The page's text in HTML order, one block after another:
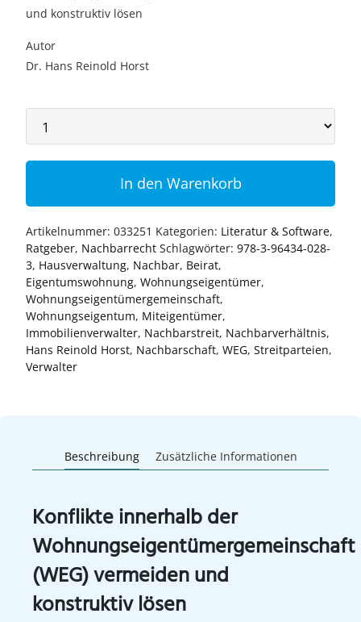
und konstruktiv lösen
Autor
Dr. Hans Reinold Horst
In den Warenkorb
Artikelnummer: 033251 Kategorien: Literatur & Software,
Ratgeber, Nachbarrecht Schlagwörter: 978-3-96434-028-
3, Hausverwaltung, Nachbar, Beirat,
Eigentumswohnung, Wohnungseigentümer,
Wohnungseigentümergemeinschaft,
Wohnungseigentum, Miteigentümer,
Immobilienverwalter, Nachbarstreit, Nachbarverhältnis,
Hans Reinold Horst, Nachbarschaft, WEG, Streitparteien,
Verwalter
Beschreibung Zusätzliche Informationen
Konflikte innerhalb der
Wohnungseigentümergemeinschaft
(WEG) vermeiden und
konstruktiv lösen